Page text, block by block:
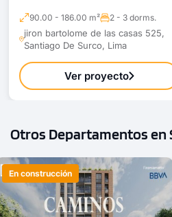
90.00 - 186.00 m² 2 - 3 dorms.
jiron bartolome de las casas 525,
Santiago De Surco, Lima
Ver proyecto
Otros Departamentos en
En construcción